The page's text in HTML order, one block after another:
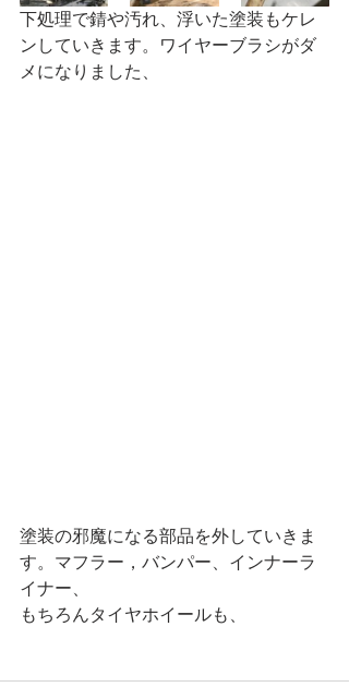
下処理で錆や汚れ、浮いた塗装もケレ
ンしていきます。ワイヤーブラシがダ
メになりました、
塗装の邪魔になる部品を外していきま
す。マフラー，バンパー、インナーラ
イナー、
もちろんタイヤホイールも、